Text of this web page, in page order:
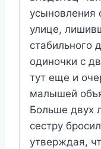
усыновления
улице,
стабильного
одиночки с
тут еще и
малышей
Больше двух
сестру
утверждая,